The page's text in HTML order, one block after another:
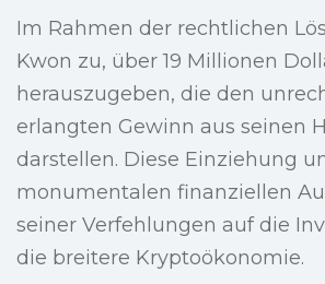
Im Rahmen der rechtlichen
Kwon zu, über 19 Millionen
herauszugeben, die den
erlangten Gewinn aus seinen
darstellen. Diese Einziehung
monumentalen finanziellen
seiner Verfehlungen auf die
die breitere Kryptoökonomie.